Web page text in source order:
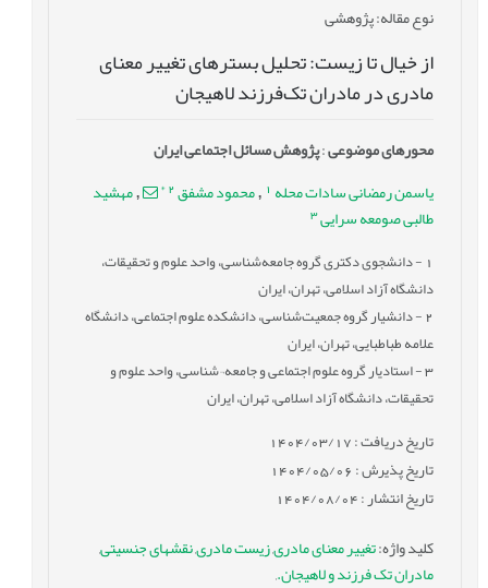
نوع مقاله: پژوهشی
از خیال تا زیست: تحلیل بسترهای تغییر معنای
مادری در مادران تک‌فرزند لاهیجان
محورهای موضوعی:پژوهش مسائل اجتماعی ایران
یاسمن رمضانی سادات محله1
, محمود مشفق 2
*
,مهشید
طالبی صومعه سرایی 3
- دانشجوی دکتری گروه جامعه‌شناسی، واحد علوم و تحقیقات،
دانشگاه آزاد اسلامی، تهران، ایران
2- دانشیار گروه جمعیت‌شناسی، دانشکده علوم اجتماعی، دانشگاه
علامه طباطبایی، تهران، ایران
3- استادیار گروه علوم اجتماعی و جامعه¬شناسی، واحد علوم و
تحقیقات، دانشگاه آزاد اسلامی، تهران، ایران
تاریخ دریافت : 1404/03/17
تاریخ پذیرش : 1404/05/06
تاریخ انتشار : 1404/08/04
کلید واژه:تغییر معنای مادری,زیست مادری,نقشهای جنسیتی,
مادران تک فرزند و لاهیجان.,